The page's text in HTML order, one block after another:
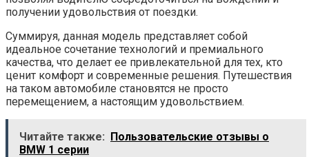
получении удовольствия от поездки.
Суммируя, данная модель представляет собой
идеальное сочетание технологий и премиального
качества, что делает ее привлекательной для тех, кто
ценит комфорт и современные решения. Путешествия
на таком автомобиле становятся не просто
перемещением, а настоящим удовольствием.
Читайте также: Пользовательские отзывы о
BMW 1 серии